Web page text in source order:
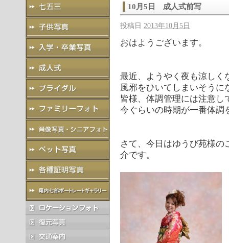
10月5日 成人式前写
投稿日 2013年10月5日
おはようございます。
最近、ようやく夜も涼しく
風邪をひいてしまいそうに
皆様、体調管理には注意し
今ぐらいの時期が一番体調
さて、今日はゆうび苑様
介です。